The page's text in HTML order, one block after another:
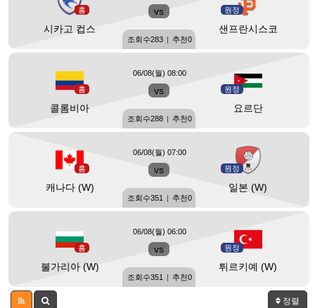
홈
시카고 컵스
vs 원정
샌프란시스코
조회수283 | 추천0
홈
콜롬비아
vs 원정
요르단
06/08(월) 08:00
조회수288 | 추천0
홈
캐나다 (W)
vs 원정
일본 (W)
06/08(월) 07:00
조회수351 | 추천0
홈
불가리아 (W)
vs 원정
튀르키예 (W)
06/08(월) 06:00
조회수351 | 추천0
정렬